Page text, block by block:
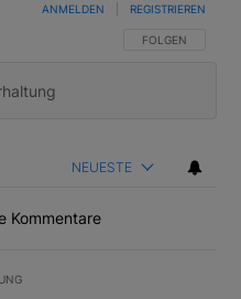
FOLGE DIESER
FOLGEN
ANMELDEN REGISTRIEREN
NEUESTE
Kommentare